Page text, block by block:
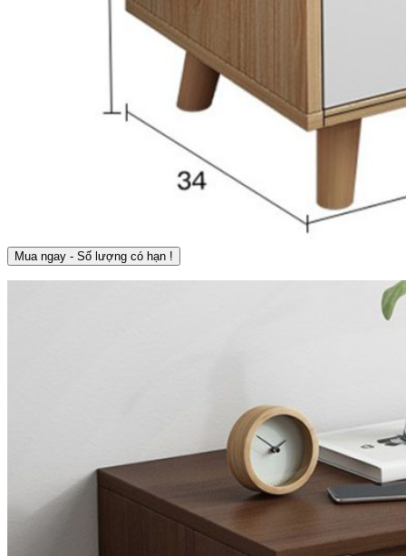
Mua ngay - Số lượng có hạn !